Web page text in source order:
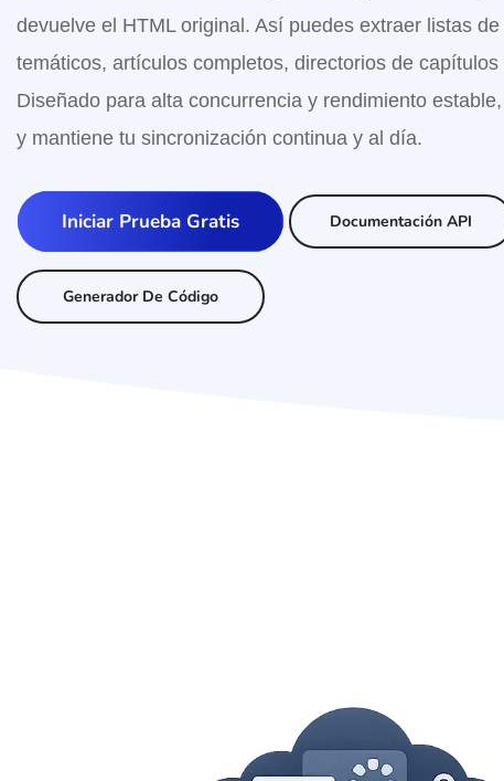
devuelve el HTML original. Así puedes extraer listas
temáticos, artículos completos, directorios de
Diseñado para alta concurrencia y rendimiento
y mantiene tu sincronización continua y al día.
Iniciar Prueba Gratis Documentación API
Generador De Código